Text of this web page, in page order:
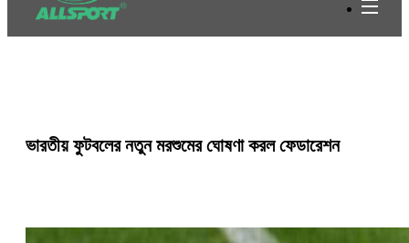
ভারতীয় ফুটবলের নতুন মরশুমের ঘোষণা করল ফেডারেশন